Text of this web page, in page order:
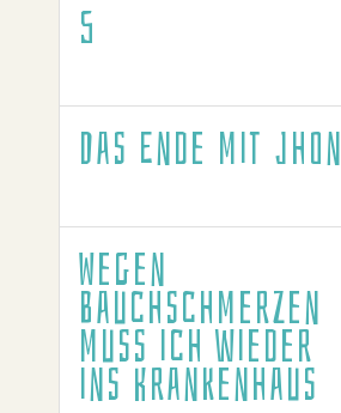
5
Das Ende mit Jhon
Wegen
Bauchschmerzen
muss ich wieder
ins Krankenhaus